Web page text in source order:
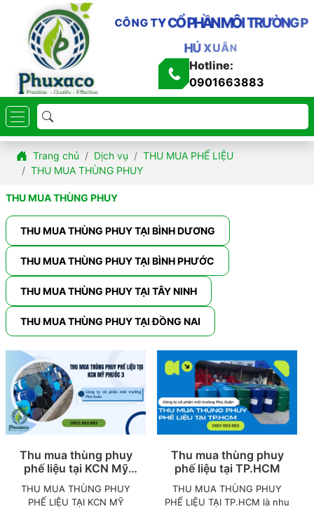
CÔNG TYCỔPHẦNMÔITRƯỜNGP
HÚXUÂN
Hotline:
0901663883
Trang chủ Dịch vụ
THU MUA PHẾ LIỆU
THU MUA THÙNG PHUY
THU MUA THÙNG PHUY
THU MUA THÙNG PHUY TẠI BÌNH DƯƠNG
THU MUA THÙNG PHUY TẠI BÌNH PHƯỚC
THU MUA THÙNG PHUY TẠI TÂY NINH
THU MUA THÙNG PHUY TẠI ĐỒNG NAI
Thu mua thùng phuy
phế liệu tại KCN Mỹ
Phước 3
THU MUA THÙNG PHUY
PHẾ LIỆU TẠI KCN MỸ
Thu mua thùng phuy
phế liệu tại TP.HCM
THU MUA THÙNG PHUY
PHẾ LIỆU TẠI TP.HCM là nhu